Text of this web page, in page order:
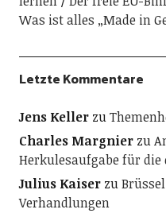
Was ist alles „Made in
Letzte Kommentare
Jens Kellerzu
Charles Margnierzu
Herkulesaufgabe für die
Julius Kaiserzu
Verhandlungen